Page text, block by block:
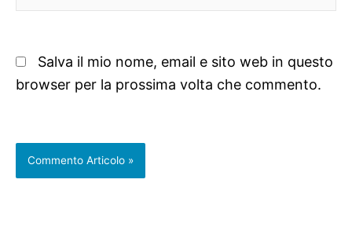
web
Salva il mio nome, email e sito web in questo
browser per la prossima volta che commento.